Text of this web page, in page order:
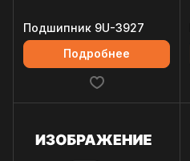
Подшипник 9U-3927
Подробнее